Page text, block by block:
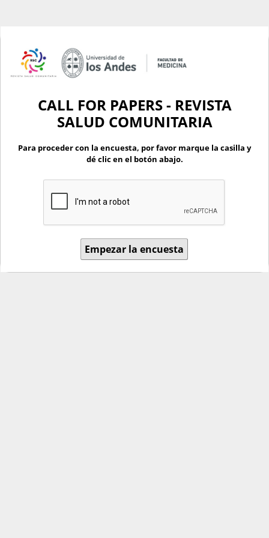
CALL FOR PAPERS - REVISTA
SALUD COMUNITARIA
Para proceder con la encuesta, por favor marque la casilla y
dé clic en el botón abajo.
Empezar la encuesta